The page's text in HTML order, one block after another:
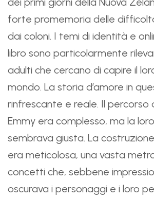
forte promemoria delle
dai coloni. I temi di identità e
libro sono particolarmente
adulti che cercano di capire il
mondo. La storia d’amore in
rinfrescante e reale. Il percorso
Emmy era complesso, ma la
sembrava giusta. La
era meticolosa, una vasta
concetti che, sebbene
oscurava i personaggi e i loro